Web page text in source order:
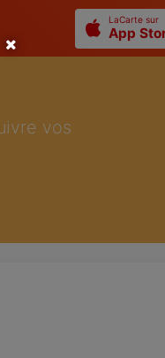
LaCarte sur
App
vos